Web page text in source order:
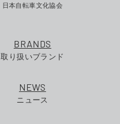
日本自転車文化協会
BRANDS
取り扱いブランド
NEWS
ニュース